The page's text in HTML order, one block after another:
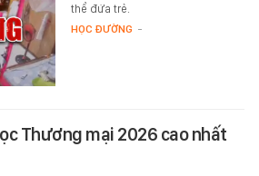
thể đứa trẻ.
HỌC ĐƯỜNG -
Thương mại 2026 cao nhất